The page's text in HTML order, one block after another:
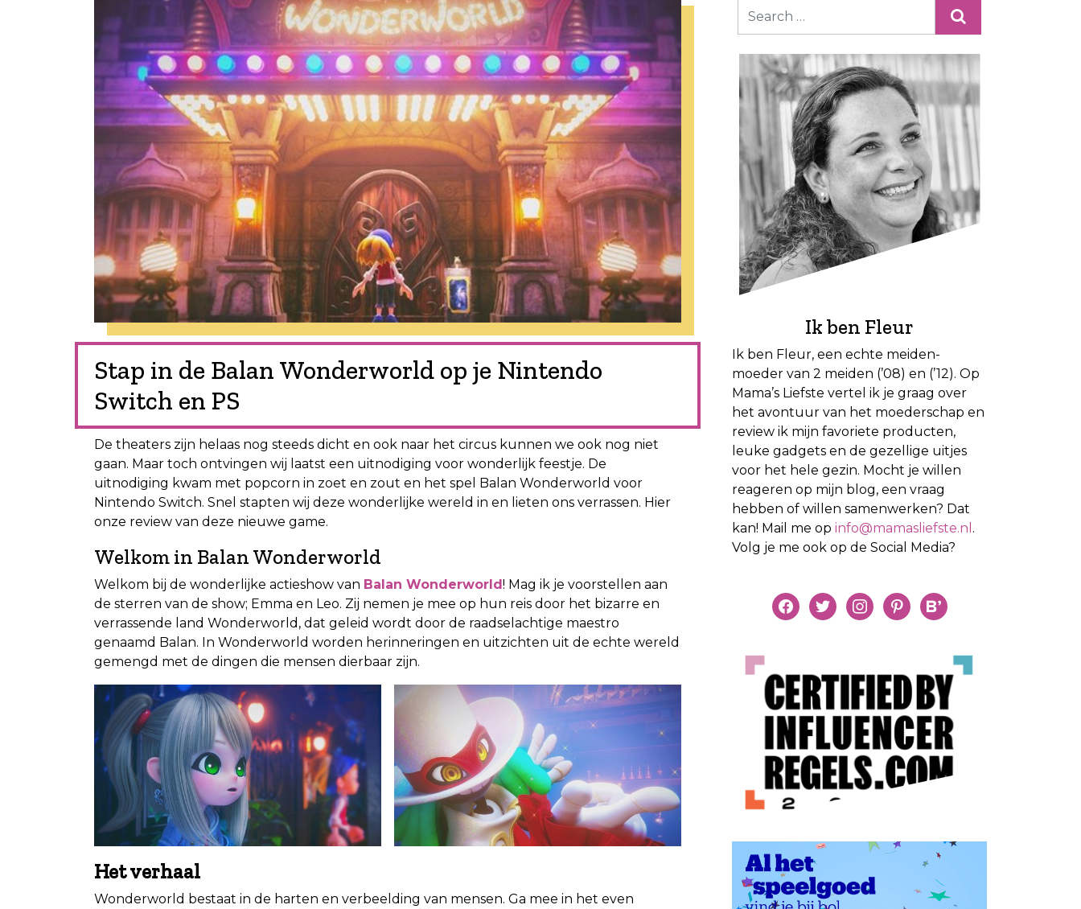
Stap in de Balan Wonderworld op je Nintendo
Switch en PS
De theaters zijn helaas nog steeds dicht en ook naar het circus kunnen we ook nog niet
gaan. Maar toch ontvingen wij laatst een uitnodiging voor wonderlijk feestje. De
uitnodiging kwam met popcorn in zoet en zout en het spel Balan Wonderworld voor
Nintendo Switch. Snel stapten wij deze wonderlijke wereld in en lieten ons verrassen. Hier
onze review van deze nieuwe game.
Welkom in Balan Wonderworld
Welkom bij de wonderlijke actieshow van Balan Wonderworld! Mag ik je voorstellen aan
de sterren van de show; Emma en Leo. Zij nemen je mee op hun reis door het bizarre en
verrassende land Wonderworld, dat geleid wordt door de raadselachtige maestro
genaamd Balan. In Wonderworld worden herinneringen en uitzichten uit de echte wereld
gemengd met de dingen die mensen dierbaar zijn.
Het verhaal
Wonderworld bestaat in de harten en verbeelding van mensen. Ga mee in het even
Ik ben Fleur
Ik ben Fleur, een echte meiden-
moeder van 2 meiden (’08) en (’12). Op
Mama’s Liefste vertel ik je graag over
het avontuur van het moederschap en
review ik mijn favoriete producten,
leuke gadgets en de gezellige uitjes
voor het hele gezin. Mocht je willen
reageren op mijn blog, een vraag
hebben of willen samenwerken? Dat
kan! Mail me op info@mamasliefste.nl .
Volg je me ook op de Social Media?
facebooktwitterinstagrampinterestbloglovin